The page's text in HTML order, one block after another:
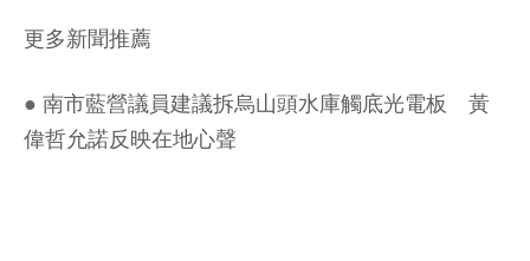
更多新聞推薦
● 南市藍營議員建議拆烏山頭水庫觸底光電板 黃
偉哲允諾反映在地心聲